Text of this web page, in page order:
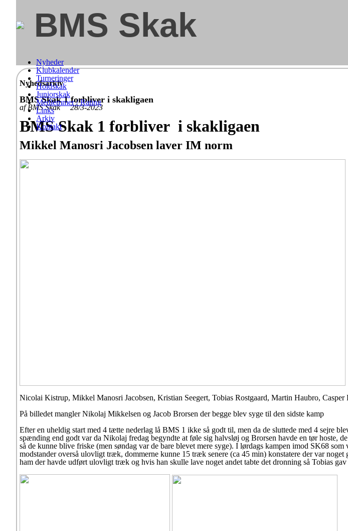
BMS Skak
Nyheder
Klubkalender
Turneringer
Holdskak
Juniorskak
Medlemmer / Rating
Links
Arkiv
Kontakt
Nyhedsarkiv
BMS Skak 1 forbliver i skakligaen
af BMS Skak 28/3-2023
BMS Skak 1 forbliver i skakligaen
Mikkel Manosri Jacobsen laver IM norm
Nicolai Kistrup, Mikkel Manosri Jacobsen, Kristian Seegert, Tobias Rostgaard, Martin Haubro, Casper
På billedet mangler Nikolaj Mikkelsen og Jacob Brorsen der begge blev syge til den sidste kamp
Efter en uheldig start med 4 tætte nederlag lå BMS 1 ikke så godt til, men da de sluttede med 4 sejre
spænding end godt var da Nikolaj fredag begyndte at føle sig halvsløj og Brorsen havde en tør hoste,
så de kunne blive friske (men søndag var de bare blevet mere syge). I lørdags kampen imod SK68
modstander overså ulovligt træk, dommerne kunne 15 træk senere (ca 45 min) konstatere der var
ham der havde udført ulovligt træk og hvis han skulle lave noget andet tabte det dronning så Tobias